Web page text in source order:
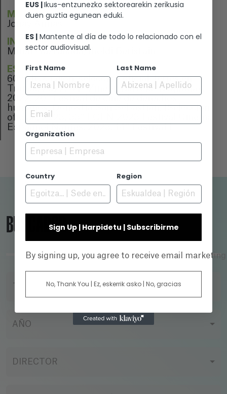
MÚSICA
Jonay Armas
INTÉRPRETES
Miren Gaztañaga, Iholdi Beristain
ESTRENO
60º FICX Gijón, selección oficial Terres en
Trance. 2022. 64º Zinebi, Bertoko Begiradak.
2022. 20º Festival de cine de derechos
humanos, Donostia San Sebastián. (Selección
oficial). 2023. 33º FCEN 2023 Festival Cinéma
Espagnol Nantes. 2023. 14º Festival I
BUSCADOR
AÑO
DIRECTOR
EUS |Ikus-entzunezko sektorearekin zerikusia
duen guztia egunean eduki.
ES | Mantente al día de todo lo relacionado con el
sector audiovisual.
First Name Last Name
Email
Organization
Country Region
Sign Up | Harpidetu | Subscribirme
By signing up, you agree to receive email
No, Thank You | Ez, eskerrik asko | No, gracias